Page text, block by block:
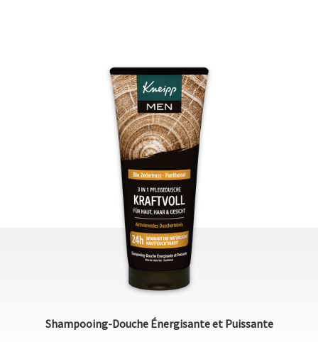
Shampooing-Douche Énergisante et Puissante